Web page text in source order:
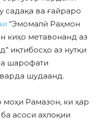
садақа ва ғайраро
“Эмомалӣ Раҳмон
киҳо метавонанд аз
иқтибосҳо аз нутқи
шарофати
шудаанд.
моҳи Рамазон, ки ҳар
асоси ахлоқии